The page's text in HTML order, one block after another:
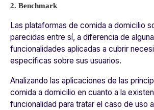
2. Benchmark
Las plataformas de comida a domicilio
parecidas entre sí, a diferencia de
funcionalidades aplicadas a cubrir
específicas sobre sus usuarios.
Analizando las aplicaciones de las
comida a domicilio en cuanto a la
funcionalidad para tratar el caso de uso